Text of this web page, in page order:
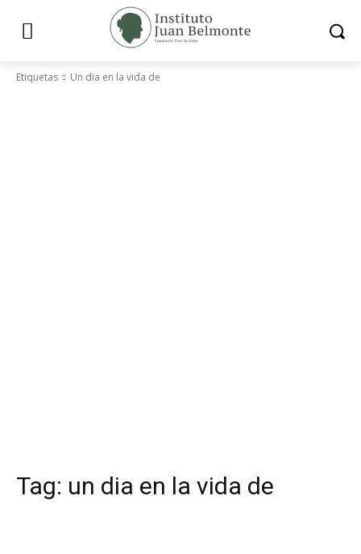
Etiquetas Un dia en la vida de
Tag: un dia en la vida de